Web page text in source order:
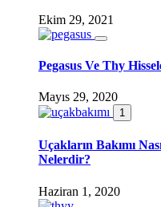
Ekim 29, 2021
Pegasus Ve Thy
Mayıs 29, 2020
1
Uçakların Bakımı
Nelerdir?
Haziran 1, 2020